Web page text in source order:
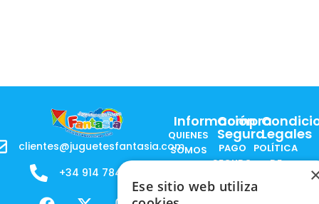
clientes@juguetesfantasia.com
+34 914 784 788
F
X
Y
Información
QUIENES
SOMOS
NUESTOS
Compra
Segura
PAGO
SEGURO
ENVÍOS
Legales
POLÍTICA
DE
Ese sitio web utiliza